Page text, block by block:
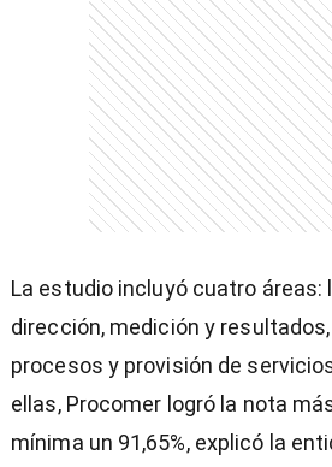
La estudio incluyó cuatro áreas:
dirección, medición y
procesos y provisión de
ellas, Procomer logró la nota
mínima un 91,65%, explicó la